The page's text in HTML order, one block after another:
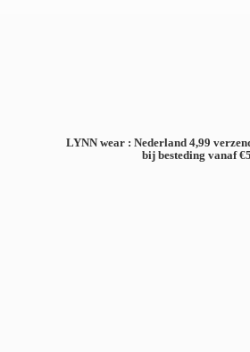
LYNN wear : Nederland 4,99
bij besteding vanaf